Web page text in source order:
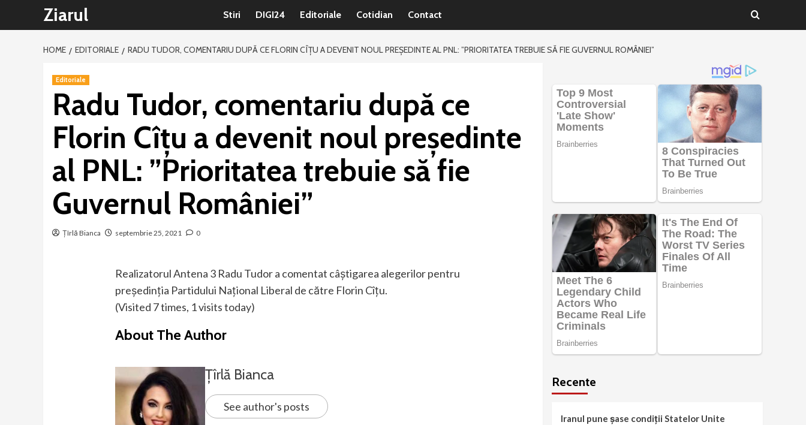
Ziarul Stiri DIGI24 Editoriale Cotidian Contact
HOME EDITORIALE RADU TUDOR, COMENTARIU DUPĂ CE FLORIN CÎȚU A DEVENIT NOUL PREȘEDINTE AL PNL: ”PRIORITATEA TREBUIE SĂ FIE GUVERNUL ROMÂNIEI”
Editoriale
Radu Tudor, comentariu după ce
Florin Cîțu a devenit noul președinte
al PNL: ”Prioritatea trebuie să fie
Guvernul României”
Țîrlă Bianca septembrie 25, 2021 0
Realizatorul Antena 3 Radu Tudor a comentat câștigarea alegerilor pentru
președinția Partidului Național Liberal de către Florin Cîțu.
(Visited 7 times, 1 visits today)
About The Author
Țîrlă Bianca
See author's posts
Recente
Iranul pune șase condiții Statelor Unite